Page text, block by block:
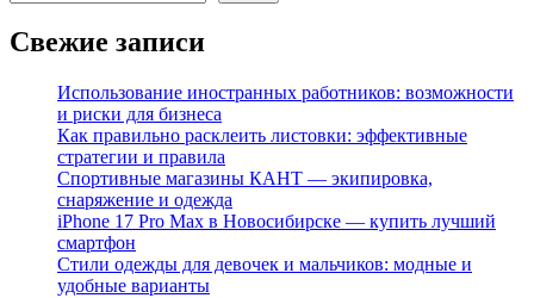
Свежие записи
Использование иностранных работников: возможности
и риски для бизнеса
Как правильно расклеить листовки: эффективные
стратегии и правила
Спортивные магазины КАНТ — экипировка,
снаряжение и одежда
iPhone 17 Pro Max в Новосибирске — купить лучший
смартфон
Стили одежды для девочек и мальчиков: модные и
удобные варианты